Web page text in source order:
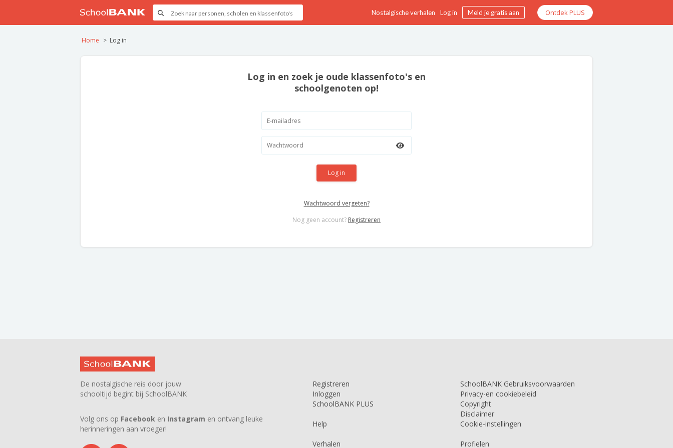
Nostalgische verhalen Log in Meld je gratis aan Ontdek PLUS
Home Log in
Log in en zoek je oude klassenfoto's en
schoolgenoten op!
Log in
Wachtwoord vergeten?
Nog geen account? Registreren
De nostalgische reis door jouw
schooltijd begint bij SchoolBANK
Volg ons op Facebook en Instagram en ontvang leuke
herinneringen aan vroeger!
Registreren
Inloggen
SchoolBANK PLUS
Help
Verhalen
SchoolBANK Gebruiksvoorwaarden
Privacy-en cookiebeleid
Copyright
Disclaimer
Cookie-instellingen
Profielen